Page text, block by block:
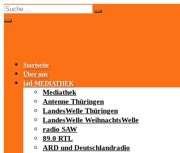
Startseite
Über uns
iad-MEDIATHEK
Mediathek
Antenne Thüringen
LandesWelle Thüringen
LandesWelle WeihnachtsWelle
radio SAW
89.0 RTL
ARD und Deutschlandradio